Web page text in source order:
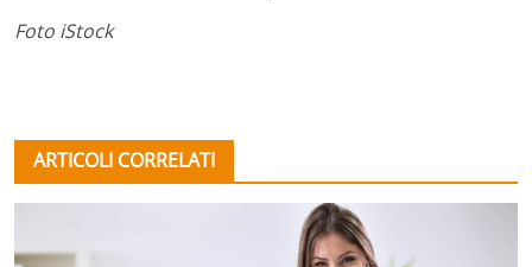
Foto iStock
ARTICOLI CORRELATI